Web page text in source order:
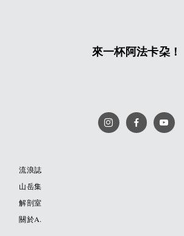
來一杯阿法卡朶！
流浪誌
山岳集
解剖室
關於A.